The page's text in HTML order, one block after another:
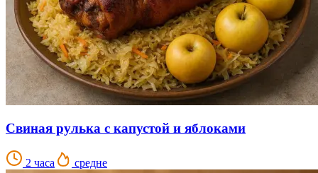
Свиная рулька с капустой и яблоками
2 часа средне